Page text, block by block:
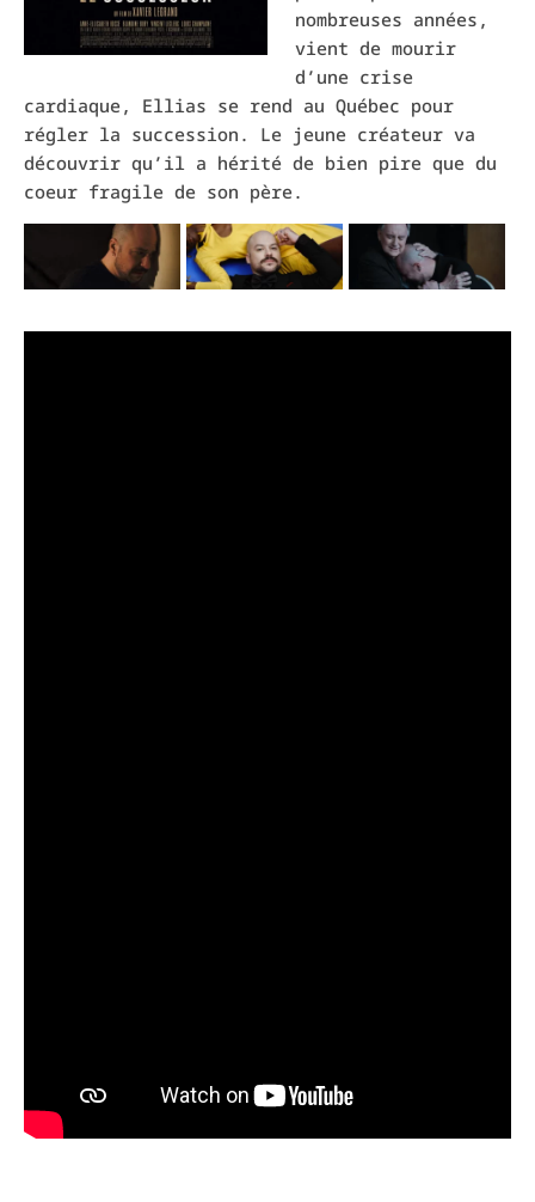
nombreuses années,
vient de mourir
d’une crise
cardiaque, Ellias se rend au Québec pour
régler la succession. Le jeune créateur va
découvrir qu’il a hérité de bien pire que du
coeur fragile de son père.